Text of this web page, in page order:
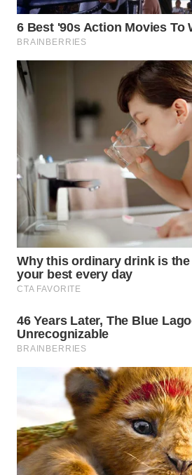
WN
PRIANGAN
TIMUR
SEMARANG
WN
BOROBUDUR
WN
MADURA
WN
WN
NATUNA
WN
MANDALIKA